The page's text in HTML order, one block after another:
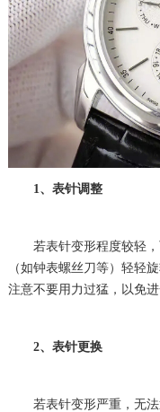
1、表针调整
若表针变形程度较轻，
（如钟表螺丝刀等）轻轻
注意不要用力过猛，以免进
2、表针更换
若表针变形严重，无法